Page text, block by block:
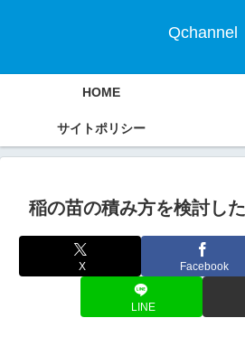
Qchannel
HOME
サイトポリシー
稲の苗の積み方を検討し
X Facebook
LINE